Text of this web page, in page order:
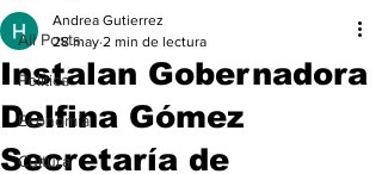
All Posts
Política
Economía
Cultura
Instalan Gobernadora
Delfina Gómez
Secretaría de
Andrea Gutierrez
28 may 2 min de lectura